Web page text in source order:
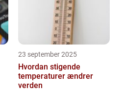
23 september 2025
Hvordan stigende
temperaturer ændrer
verden